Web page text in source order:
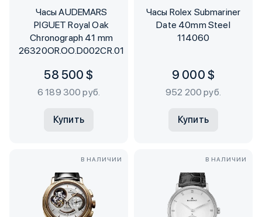
Часы AUDEMARS
PIGUET Royal Oak
Chronograph 41 mm
26320OR.OO.D002CR.01
58 500 $
6 189 300 руб.
Купить
Часы Rolex Submariner
Date 40mm Steel
114060
9 000 $
952 200 руб.
Купить
В НАЛИЧИИ В НАЛИЧИИ